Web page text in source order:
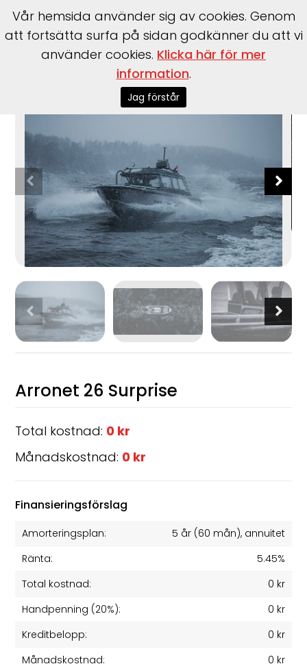
Arronet>26 Surprise
Arronet 26 Surprise
Total kostnad: 0 kr
Månadskostnad: 0 kr
Finansieringsförslag
Amorteringsplan: 5 år(60 mån), annuitet
Ränta:
5.45%
Total kostnad:
0 kr
Handpenning (20%):
0 kr
Kreditbelopp:
0 kr
Månadskostnad:
0 kr
Vår hemsida använder sig av cookies. Genom
att fortsätta surfa på sidan godkänner du att vi
använder cookies. Klicka här för mer
information.
Jag förstår